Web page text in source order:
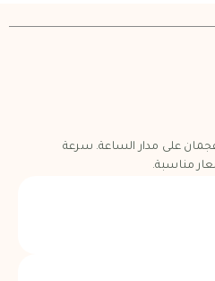
على مدار الساعة. سرعة
مناسبة.